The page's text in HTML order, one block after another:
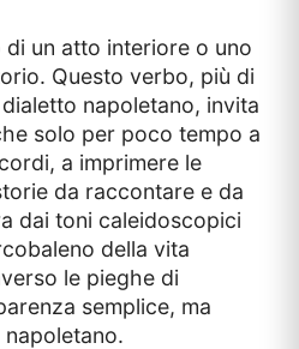
un atto interiore o uno
Questo verbo, più di
napoletano, invita
solo per poco tempo a
a imprimere le
da raccontare e da
dai toni caleidoscopici
della vita
le pieghe di
semplice, ma